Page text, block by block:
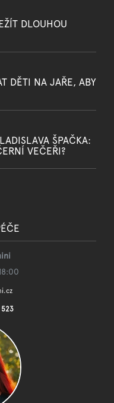
DLOUHOU
DĚTI NA JAŘE, ABY
ŠPAČKA:
VEČEŘI?
523